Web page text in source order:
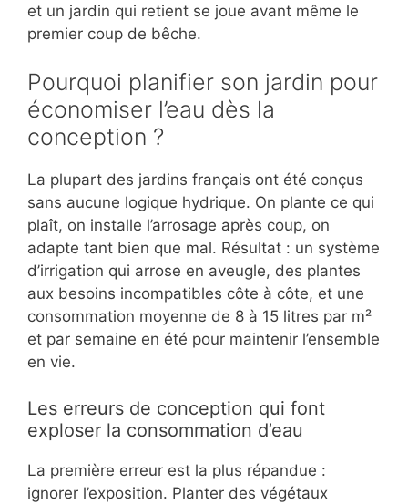
et un jardin qui retient se joue avant même le
premier coup de bêche.
Pourquoi planifier son jardin pour
économiser l’eau dès la
conception ?
La plupart des jardins français ont été conçus
sans aucune logique hydrique. On plante ce qui
plaît, on installe l’arrosage après coup, on
adapte tant bien que mal. Résultat : un système
d’irrigation qui arrose en aveugle, des plantes
aux besoins incompatibles côte à côte, et une
consommation moyenne de 8 à 15 litres par m²
et par semaine en été pour maintenir l’ensemble
en vie.
Les erreurs de conception qui font
exploser la consommation d’eau
La première erreur est la plus répandue :
ignorer l’exposition. Planter des végétaux